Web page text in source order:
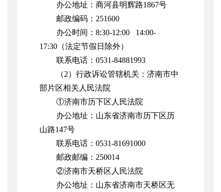
办公地址： 商河县明辉路1867号
邮政编码：251600
办公时间：8:30-12:00 14:00-
17:30（法定节假日除外）
联系电话：0531-84881993
（2）行政诉讼管辖机关：济南市中
部片区相关人民法院
①济南市历下区人民法院
办公地址：山东省济南市历下区历
山路147号
联系电话：0531-81691000
邮政邮编：250014
②济南市天桥区人民法院
办公地址：山东省济南市天桥区无